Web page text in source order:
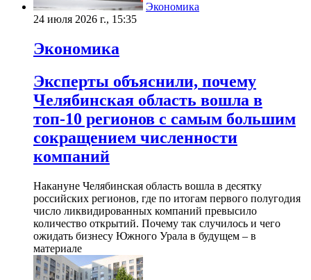
Экономика
24 июля 2026 г., 15:35
Экономика
Эксперты объяснили, почему
Челябинская область вошла в
топ-10 регионов с самым большим
сокращением численности
компаний
Накануне Челябинская область вошла в десятку
российских регионов, где по итогам первого полугодия
число ликвидированных компаний превысило
количество открытий. Почему так случилось и чего
ожидать бизнесу Южного Урала в будущем – в
материале